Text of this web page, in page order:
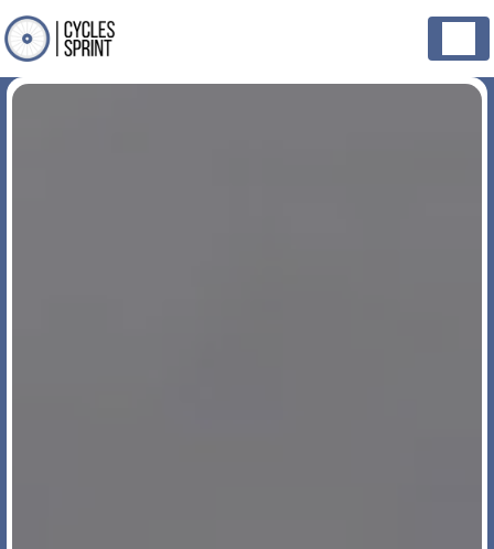
Panneau de gestion des cookies